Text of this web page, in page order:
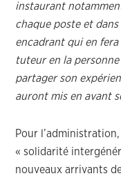
instaurant
chaque poste et
encadrant qui en
tuteur en la
partager son
auront mis en avant
Pour
« solidarité
nouveaux arrivants